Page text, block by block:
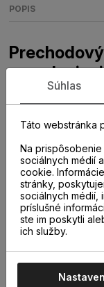
POPIS
samolepiaci
Prechodový
Súhlas
Táto webstránka
Na
sociálnych médií
cookie.
stránky,
sociálnych médií,
príslušné
ste im poskytli
ich služby.